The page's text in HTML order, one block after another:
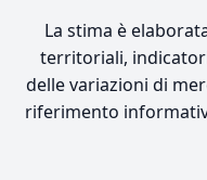
La stima è
territoriali,
delle variazioni di
riferimento